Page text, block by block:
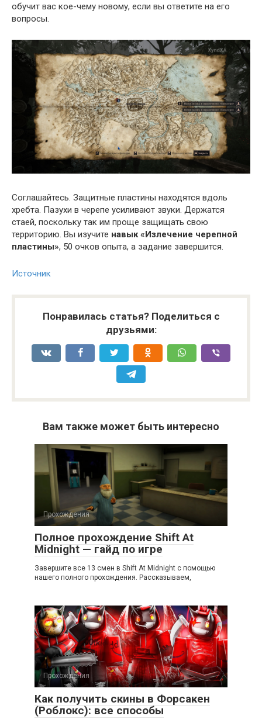
обучит вас кое-чему новому, если вы ответите на его
вопросы.
Соглашайтесь. Защитные пластины находятся вдоль
хребта. Пазухи в черепе усиливают звуки. Держатся
стаей, поскольку так им проще защищать свою
территорию. Вы изучите навык «Излечение черепной
пластины», 50 очков опыта, а задание завершится.
Источник
Понравилась статья? Поделиться с
друзьями:
Вам также может быть интересно
Прохождения
Полное прохождение Shift At
Midnight — гайд по игре
Завершите все 13 смен в Shift At Midnight с помощью
нашего полного прохождения. Рассказываем,
Прохождения
Как получить скины в Форсакен
(Роблокс): все способы